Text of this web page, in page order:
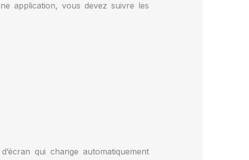
application, vous devez suivre les
qui change automatiquement